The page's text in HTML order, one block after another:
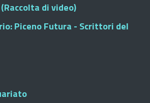
di video)
Piceno Futura - Scrittori del